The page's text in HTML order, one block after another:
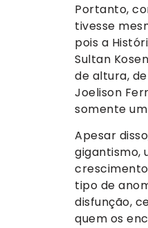
Portanto,
tivesse
pois a
Sultan
de altura,
Joelison
somente
Apesar
gigantismo,
tipo de
disfunção,
quem os